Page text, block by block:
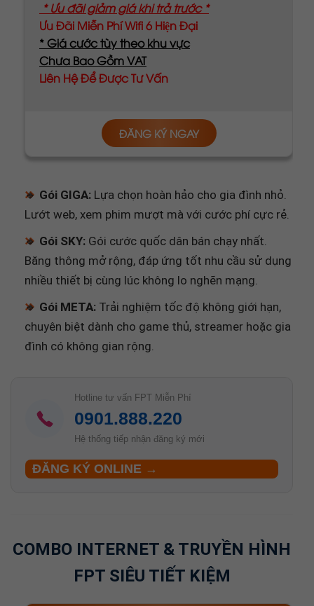
Chưa Bao Gồm VAT
Liên Hệ Để Được Tư Vấn
ĐĂNG KÝ NGAY
Lựa chọn hoàn hảo cho gia đình nhỏ.
Lướt web, xem phim mượt mà với cước phí cực rẻ.
Gói cước quốc dân bán chạy nhất.
Băng thông mở rộng, đáp ứng tốt nhu cầu sử dụng
nhiều thiết bị cùng lúc không lo nghẽn mạng.
Trải nghiệm tốc độ không giới hạn,
chuyên biệt dành cho game thủ, streamer hoặc gia
0901.888.220
ĐĂNG KÝ ONLINE →
COMBO INTERNET & TRUYỀN HÌNH
FPT SIÊU TIẾT KIỆM